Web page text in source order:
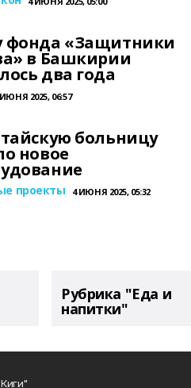
фонда «Защитники
в Башкирии
два года
2025, 06:57
больницу
новое
проекты 4 ИЮНЯ 2025, 05:32
Рубрика "Еда и
напитки"